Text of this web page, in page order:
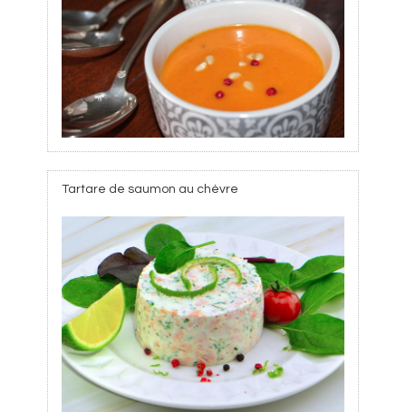
Tartare de saumon au chèvre